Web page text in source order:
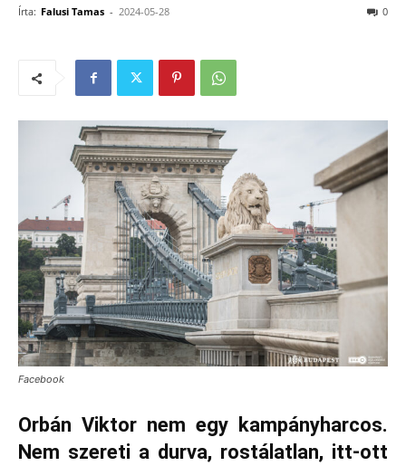
Írta: Falusi Tamas - 2024-05-28 0
Facebook
Orbán Viktor nem egy kampányharcos.
Nem szereti a durva, rostálatlan, itt-ott